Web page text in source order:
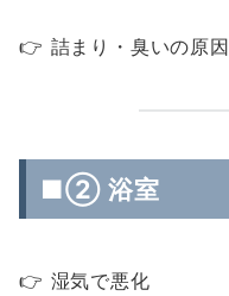
👉 詰まり・臭いの原因
■② 浴室
👉 湿気で悪化